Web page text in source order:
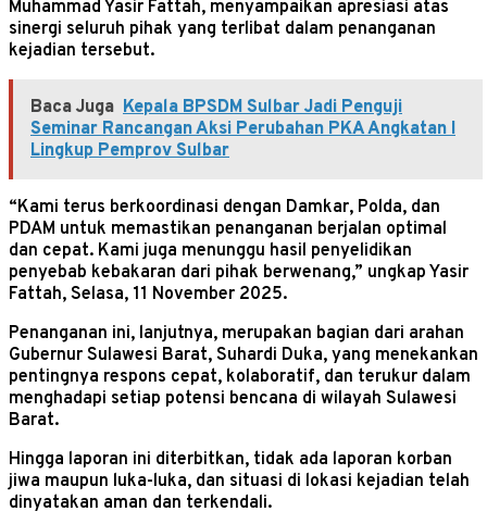
Muhammad Yasir Fattah, menyampaikan apresiasi atas
sinergi seluruh pihak yang terlibat dalam penanganan
kejadian tersebut.
Baca Juga Kepala BPSDM Sulbar Jadi Penguji
Seminar Rancangan Aksi Perubahan PKA Angkatan I
Lingkup Pemprov Sulbar
“Kami terus berkoordinasi dengan Damkar, Polda, dan
PDAM untuk memastikan penanganan berjalan optimal
dan cepat. Kami juga menunggu hasil penyelidikan
penyebab kebakaran dari pihak berwenang,” ungkap Yasir
Fattah, Selasa, 11 November 2025.
Penanganan ini, lanjutnya, merupakan bagian dari arahan
Gubernur Sulawesi Barat, Suhardi Duka, yang menekankan
pentingnya respons cepat, kolaboratif, dan terukur dalam
menghadapi setiap potensi bencana di wilayah Sulawesi
Barat.
Hingga laporan ini diterbitkan, tidak ada laporan korban
jiwa maupun luka-luka, dan situasi di lokasi kejadian telah
dinyatakan aman dan terkendali.